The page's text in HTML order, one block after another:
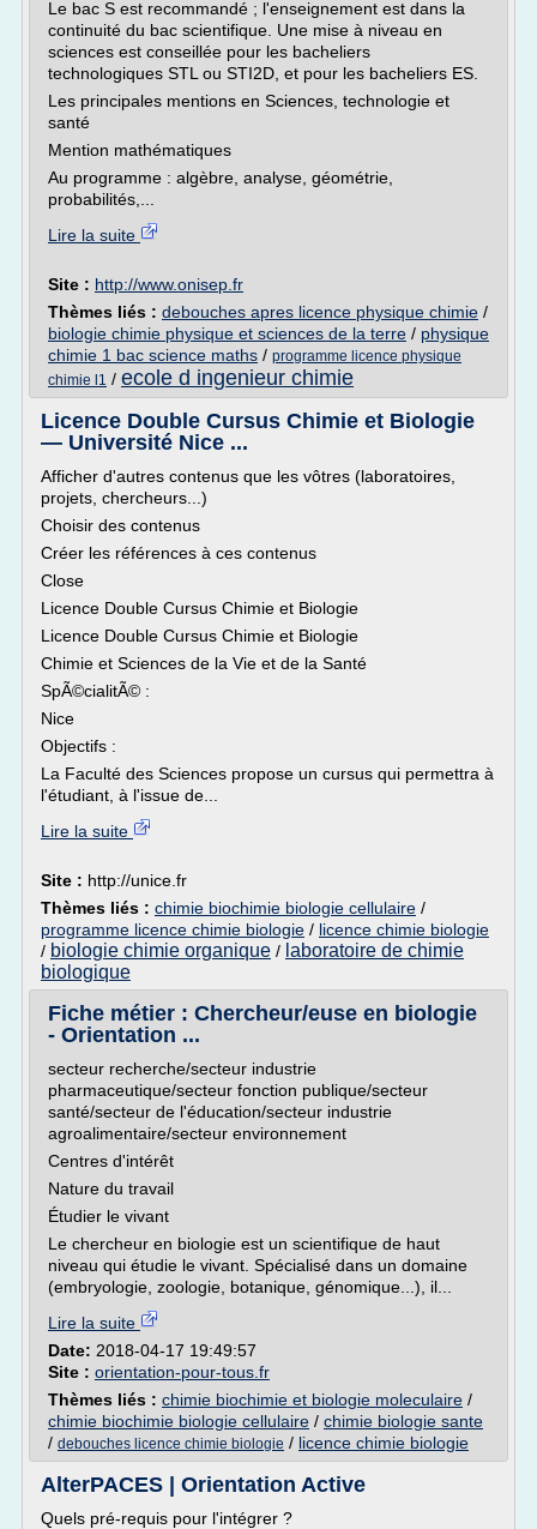
Le bac S est recommandé ; l'enseignement est dans la
continuité du bac scientifique. Une mise à niveau en
sciences est conseillée pour les bacheliers
technologiques STL ou STI2D, et pour les bacheliers ES.
Les principales mentions en Sciences, technologie et
santé
Mention mathématiques
Au programme : algèbre, analyse, géométrie,
probabilités,...
Lire la suite
Site : http://www.onisep.fr
Thèmes liés : debouches apres licence physique chimie /
biologie chimie physique et sciences de la terre / physique
chimie 1 bac science maths / programme licence physique
chimie l1 / ecole d ingenieur chimie
Licence Double Cursus Chimie et Biologie
— Université Nice ...
Afficher d'autres contenus que les vôtres (laboratoires,
projets, chercheurs...)
Choisir des contenus
Créer les références à ces contenus
Close
Licence Double Cursus Chimie et Biologie
Licence Double Cursus Chimie et Biologie
Chimie et Sciences de la Vie et de la Santé
SpÃ©cialitÃ© :
Nice
Objectifs :
La Faculté des Sciences propose un cursus qui permettra à
l'étudiant, à l'issue de...
Lire la suite
Site : http://unice.fr
Thèmes liés : chimie biochimie biologie cellulaire /
programme licence chimie biologie / licence chimie biologie
/ biologie chimie organique / laboratoire de chimie
biologique
Fiche métier : Chercheur/euse en biologie
- Orientation ...
secteur recherche/secteur industrie
pharmaceutique/secteur fonction publique/secteur
santé/secteur de l'éducation/secteur industrie
agroalimentaire/secteur environnement
Centres d'intérêt
Nature du travail
Étudier le vivant
Le chercheur en biologie est un scientifique de haut
niveau qui étudie le vivant. Spécialisé dans un domaine
(embryologie, zoologie, botanique, génomique...), il...
Lire la suite
Date: 2018-04-17 19:49:57
Site : orientation-pour-tous.fr
Thèmes liés : chimie biochimie et biologie moleculaire /
chimie biochimie biologie cellulaire / chimie biologie sante
/ debouches licence chimie biologie / licence chimie biologie
AlterPACES | Orientation Active
Quels pré-requis pour l'intégrer ?